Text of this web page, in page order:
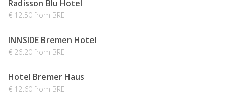
Radisson Blu Hotel
€ 12.50 from BRE
INNSIDE Bremen Hotel
€ 26.20 from BRE
Hotel Bremer Haus
€ 12.60 from BRE